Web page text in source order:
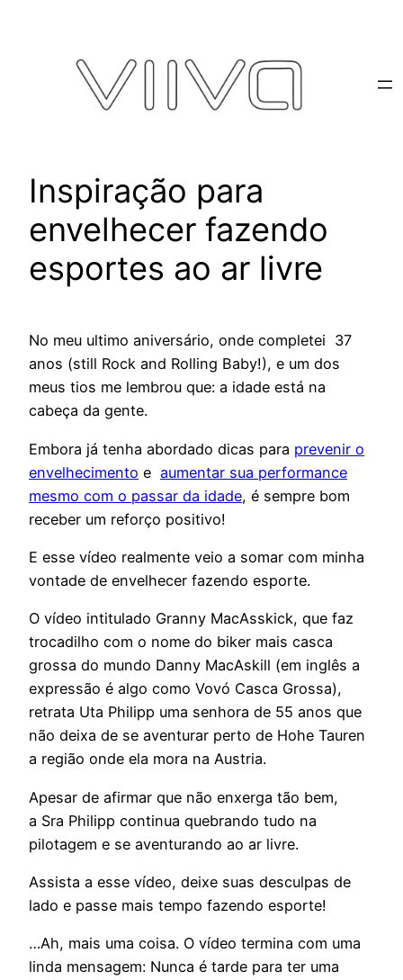
Inspiração para
envelhecer fazendo
esportes ao ar livre
No meu ultimo aniversário, onde completei 37
anos (still Rock and Rolling Baby!), e um dos
meus tios me lembrou que: a idade está na
cabeça da gente.
Embora já tenha abordado dicas para prevenir o
envelhecimento e aumentar sua performance
mesmo com o passar da idade, é sempre bom
receber um reforço positivo!
E esse vídeo realmente veio a somar com minha
vontade de envelhecer fazendo esporte.
O vídeo intitulado Granny MacAsskick, que faz
trocadilho com o nome do biker mais casca
grossa do mundo Danny MacAskill (em inglês a
expressão é algo como Vovó Casca Grossa),
retrata Uta Philipp uma senhora de 55 anos que
não deixa de se aventurar perto de Hohe Tauren
a região onde ela mora na Austria.
Apesar de afirmar que não enxerga tão bem,
a Sra Philipp continua quebrando tudo na
pilotagem e se aventurando ao ar livre.
Assista a esse vídeo, deixe suas desculpas de
lado e passe mais tempo fazendo esporte!
…Ah, mais uma coisa. O vídeo termina com uma
linda mensagem: Nunca é tarde para ter uma